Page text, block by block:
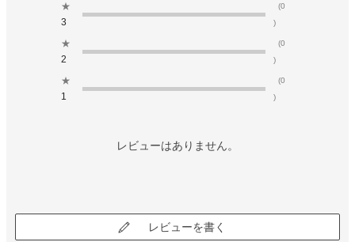
★
3
(0
)
★
2
(0
)
★
1
(0
)
レビューはありません。
レビューを書く